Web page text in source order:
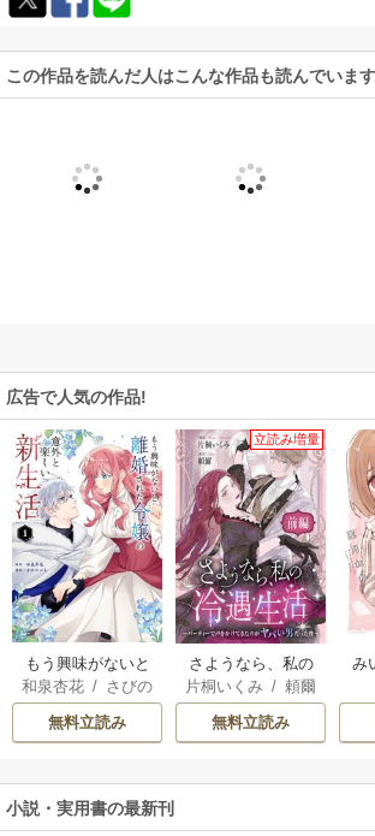
この作品を読んだ人はこんな作品も読んでいます
広告で人気の作品!
もう興味がないと
離婚された令嬢の
意外と楽しい新生
活
和泉杏花 / さびの
ぶち
無料立読み
立読み増量
さようなら、私の
冷遇生活 ～パーテ
ィーで声をかけて
きたのがヤバい男
片桐いくみ / 頼爾
無料立読み
み
小説・実用書の最新刊